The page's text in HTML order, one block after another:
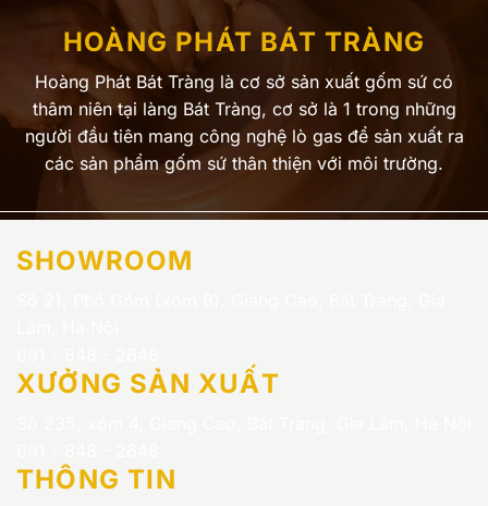
HOÀNG PHÁT BÁT TRÀNG
Hoàng Phát Bát Tràng là cơ sở sản xuất gốm sứ có
thâm niên tại làng Bát Tràng, cơ sở là 1 trong những
người đầu tiên mang công nghệ lò gas để sản xuất ra
các sản phẩm gốm sứ thân thiện với môi trường.
SHOWROOM
XƯỞNG SẢN XUẤT
THÔNG TIN